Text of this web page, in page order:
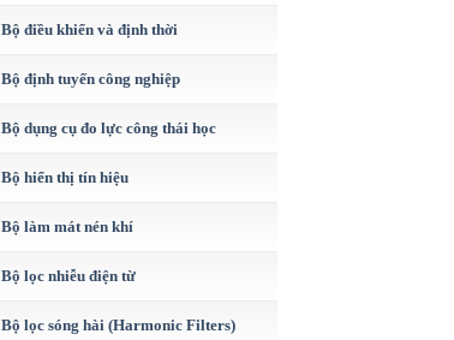
Bộ điều khiển và định thời
Bộ định tuyến công nghiệp
Bộ dụng cụ đo lực công thái học
Bộ hiển thị tín hiệu
Bộ làm mát nén khí
Bộ lọc nhiễu điện từ
Bộ lọc sóng hài (Harmonic Filters)